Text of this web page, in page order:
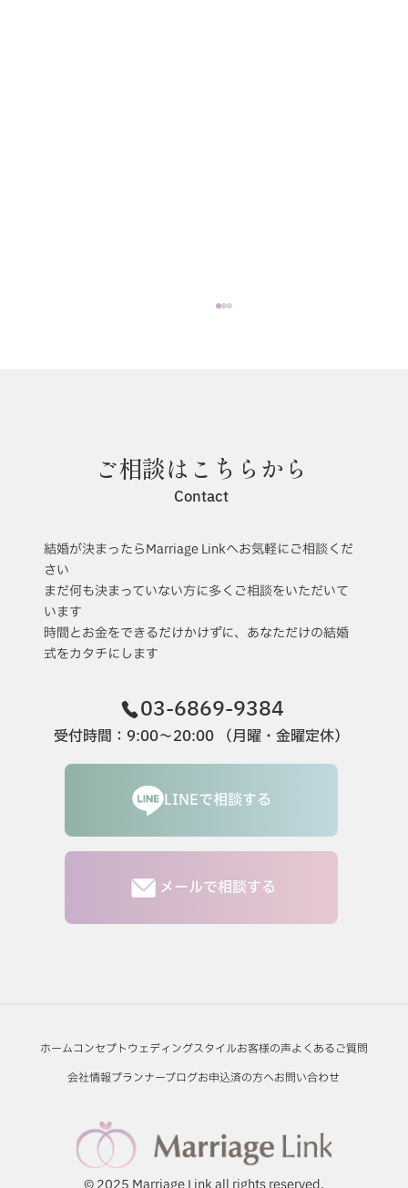
6月のインスタライブ報告！
ご相談はこちらから
Contact
結婚が決まったらMarriage Linkへお気軽にご相談くだ
さい
まだ何も決まっていない方に多くご相談をいただいて
います
時間とお金をできるだけかけずに、あなただけの結婚
式をカタチにします
03-6869-9384
受付時間：9:00〜20:00 （月曜・金曜定休）
LINEで相談する
メールで相談する
ホームコンセプトウェディングスタイルお客様の声よくあるご質問
会社情報プランナーブログお申込済の方へお問い合わせ